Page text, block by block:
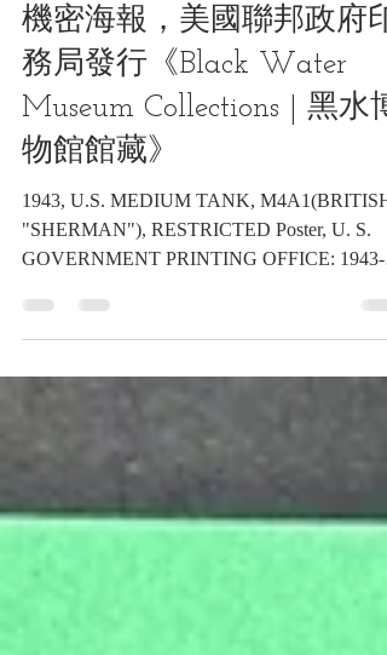
戰車(英國命名"薛曼"戰車)
機密海報，美國聯邦政府印
務局發行《Black Water
Museum Collections | 黑水博
物館館藏》
1943, U.S. MEDIUM TANK, M4A1(BRITISH
GOVERNMENT PRINTING OFFICE: 1943-
556825...